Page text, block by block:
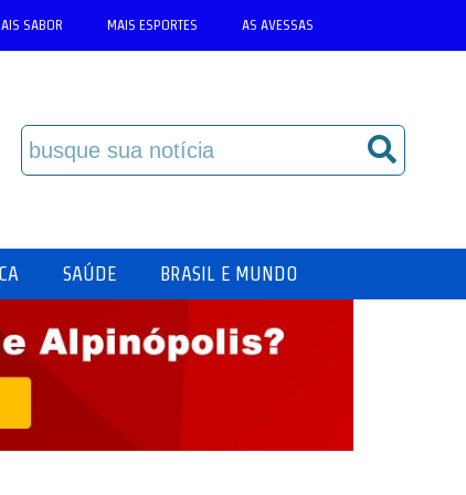
SABOR MAIS ESPORTES AS AVESSAS
SAÚDE BRASIL E MUNDO